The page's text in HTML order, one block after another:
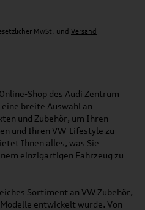
MwSt. und Versand
Shop des Audi Zentrum
breite Auswahl an
und Zubehör, um Ihren
und Ihren VW-Lifestyle zu
Ihnen alles, was Sie
einzigartigen Fahrzeug zu
Sortiment an VW Zubehör,
entwickelt wurde. Von